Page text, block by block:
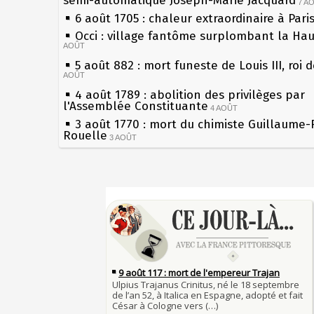
7
6 août 1705 : chaleur extraordinaire à Paris
Occi : village fantôme surplombant la
AOÛT
5 août 882 : mort funeste de Louis III, roi
AOÛT
4 août 1789 : abolition des privilèges par
l'Assemblée Constituante 4 AOÛT
3 août 1770 : mort du chimiste Guillaume-
Rouelle 3 AOÛT
Musée Jean de La Fontaine : réouverture
1er août 1589 : Henri III est poignardé à
par Jacques Clément, moine jacobin 1ER AOÛT
31 juillet 1899 : décret instaurant les
boîtes aux lettres en fonte de Léon
30 juillet 1918 : mort d'Auguste Poulain,
Chocolat Poulain 30 JUILLET
29 juillet 1881 : loi sur la liberté de la
les siècles
27 mai 1610 : supplice de François
du roi Henri IV
Pierre qui roule n'amasse pas mousse
Qui aime bien châtie bien
Tout vient à point à qui sait attendre
François II (né le 19 janvier 1544, mort le